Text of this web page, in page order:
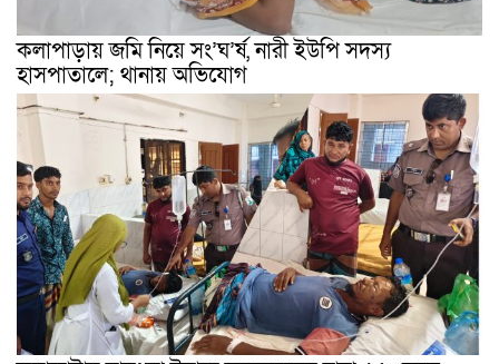
কলাপাড়ায় জমি নিয়ে সং’ঘ’র্ষ, নারী ইউপি সদস্য
হাসপাতালে; থানায় অভিযোগ